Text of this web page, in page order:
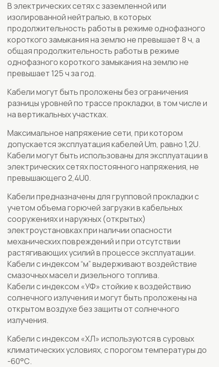
В электрических сетях с заземленной или
изолированной нейтралью, в которых
продолжительность работы в режиме однофазного
короткого замыкания на землю не превышает 8 ч, а
общая продолжительность работы в режиме
однофазного короткого замыкания на землю не
превышает 125 ч за год.
Кабели могут быть проложены без ограничения
разницы уровней по трассе прокладки, в том числе и
на вертикальных участках.
Максимальное напряжение сети, при котором
допускается эксплуатация кабелей Um, равно 1,2U.
Кабели могут быть использованы для эксплуатации в
электрических сетях постоянного напряжения, не
превышающего 2,4U0.
Кабели предназначены для групповой прокладки с
учетом объема горючей загрузки в кабельных
сооружениях и наружных (открытых)
электроустановках при наличии опасности
механических повреждений и при отсутствии
растягивающих усилий в процессе эксплуатации.
Кабели с индексом “м” выдерживают воздействие
смазочных масел и дизельного топлива.
Кабели с индексом «УФ» стойкие к воздействию
солнечного излучения и могут быть проложены на
открытом воздухе без защиты от солнечного
излучения.
Кабели с индексом «ХЛ» используются в суровых
климатических условиях, с порогом температуры до
-60°С.